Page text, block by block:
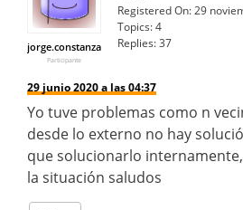
jorge.constanza
Participante
Registered On:29
Topics:4
Replies:37
29 junio 2020 a las 04:37
Yo tuve problemas como n
desde lo externo no hay
que solucionarlo
la situación saludos